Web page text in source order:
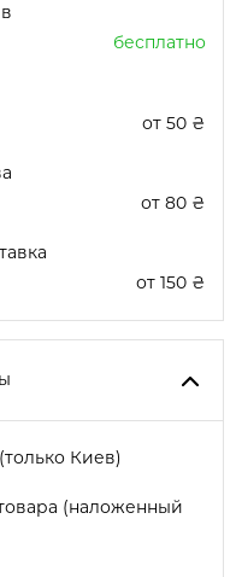
в
бесплатно
от 50 ₴
от 80 ₴
от 150 ₴
(только Киев)
(наложенный